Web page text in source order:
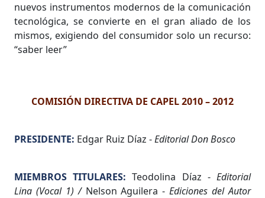
nuevos instrumentos modernos de la comunicación
tecnológica, se convierte en el gran aliado de los
mismos, exigiendo del consumidor solo un recurso:
“saber leer”
COMISIÓN DIRECTIVA DE CAPEL 2010 – 2012
PRESIDENTE: Edgar Ruiz Díaz -Editorial Don Bosco
MIEMBROS TITULARES: Teodolina Díaz -Editorial
Lina (Vocal 1) / Nelson Aguilera -Ediciones del Autor